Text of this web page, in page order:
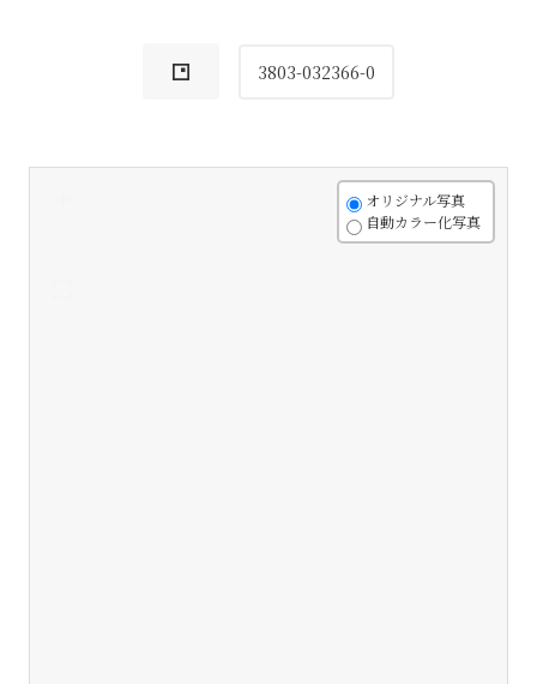
3803-032366-0
オリジナル写真
自動カラー化写真